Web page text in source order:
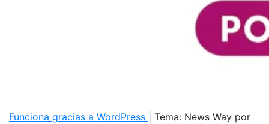
Funciona gracias a WordPress
Tema: News Way por